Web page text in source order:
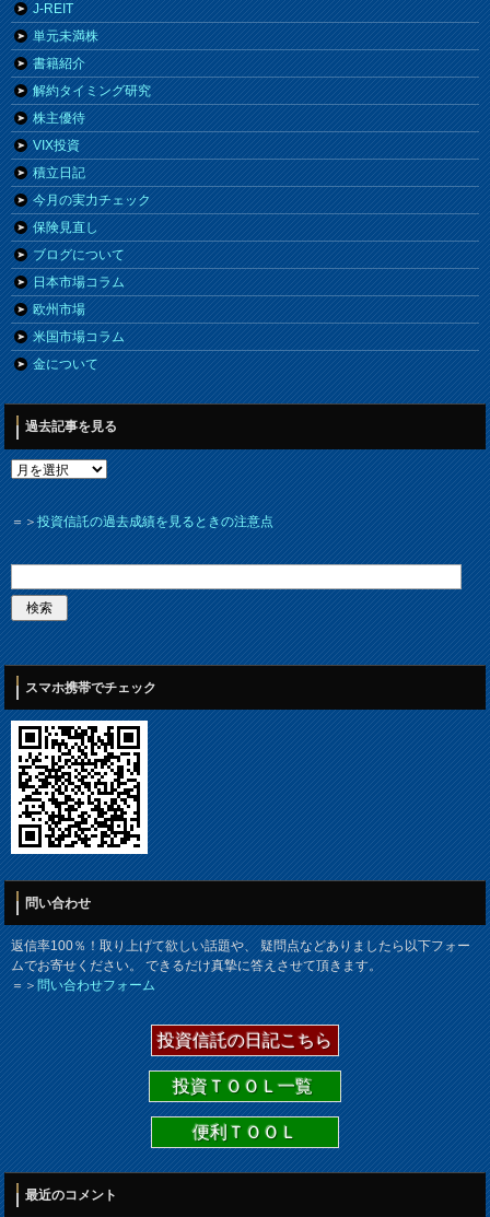
J-REIT
単元未満株
書籍紹介
解約タイミング研究
株主優待
VIX投資
積立日記
今月の実力チェック
保険見直し
ブログについて
日本市場コラム
欧州市場
米国市場コラム
金について
過去記事を見る
＝＞投資信託の過去成績を見るときの注意点
スマホ携帯でチェック
問い合わせ
返信率100％！取り上げて欲しい話題や、 疑問点などありましたら以下フォー
ムでお寄せください。 できるだけ真摯に答えさせて頂きます。
＝＞問い合わせフォーム
投資信託の日記こちら
投資ＴＯＯＬ一覧
便利ＴＯＯＬ
最近のコメント